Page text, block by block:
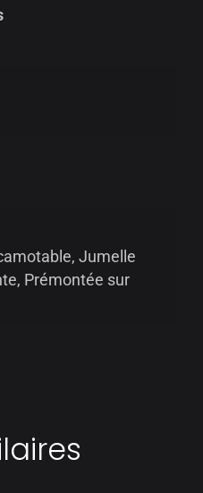
Jumelle
Prémontée sur